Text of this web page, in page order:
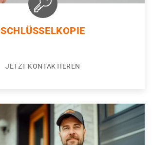
SCHLÜSSELKOPIE
JETZT KONTAKTIEREN